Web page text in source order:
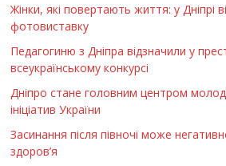
Жінки, які повертають життя: у Дніпрі
фотовиставку
Педагогиню з Дніпра відзначили у
всеукраїнському конкурсі
Дніпро стане головним центром
ініціатив України
Засинання після півночі може
здоров’я